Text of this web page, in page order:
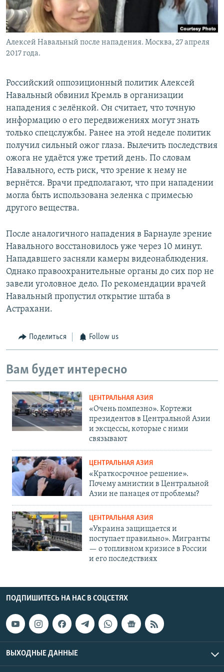
Алексей Навальный после нападения. Москва, 27 апреля
2017 года.
Российский оппозиционный политик Алексей
Навальный обвинил Кремль в организации
нападения с зелёнкой. Он считает, что точную
информацию о его передвижениях могут знать
только спецслужбы. Ранее на этой неделе политик
получил сильный ожог глаза. Вылечить последствия
ожога не удаётся уже третий день. По словам
Навального, есть риск, что зрение к нему не
вернётся. Врачи предполагают, что при нападении
могла быть использована зеленка с примесью
другого вещества.
После аналогичного нападения в Барнауле зрение
Навального восстановилось уже через 10 минут.
Нападавшего засняли камеры видеонаблюдения.
Однако правоохранительные органы до сих пор не
завели уголовное дело. По рекомендации врачей
Навальный пропустил открытие штаба в
Астрахани.
Поделиться Follow us
Вам будет интересно
ЦЕНТРАЛЬНАЯ АЗИЯ
«Очень помпезно». Кортежи
президентов в Центральной Азии
и эксцессы, которые с ними
связывают
ЦЕНТРАЛЬНАЯ АЗИЯ
«Краткосрочное решение».
Почему амнистии в Центральной
Азии не панацея от проблемы?
ЦЕНТРАЛЬНАЯ АЗИЯ
«Украина защищается и
поступает правильно». Мигранты
— о топливном кризисе в России
и его последствиях
ПОДПИШИТЕСЬ НА НАС В СОЦСЕТЯХ
ВЫХОДНЫЕ ДАННЫЕ